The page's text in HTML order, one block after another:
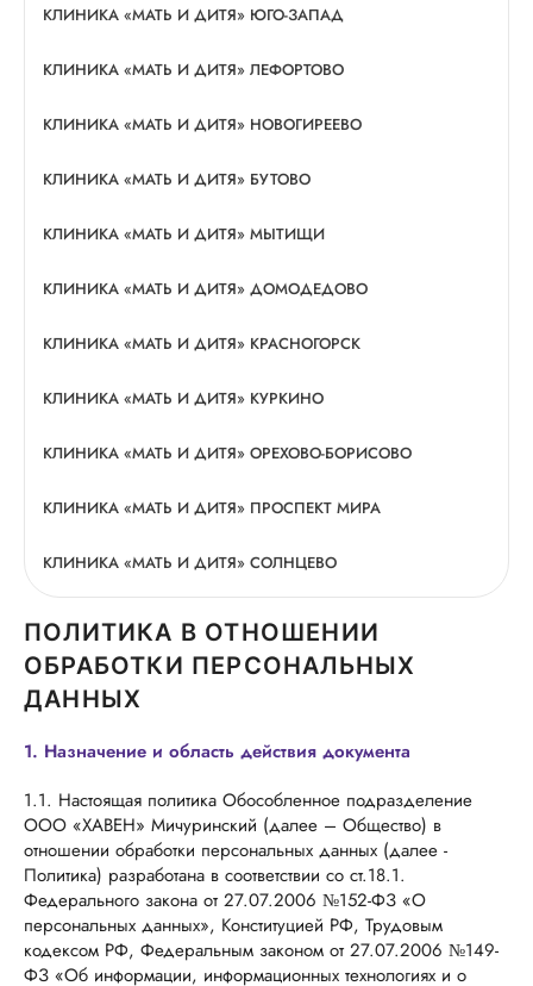
КЛИНИКА «МАТЬ И ДИТЯ» ЮГО-ЗАПАД
КЛИНИКА «МАТЬ И ДИТЯ» ЛЕФОРТОВО
КЛИНИКА «МАТЬ И ДИТЯ» НОВОГИРЕЕВО
КЛИНИКА «МАТЬ И ДИТЯ» БУТОВО
КЛИНИКА «МАТЬ И ДИТЯ» МЫТИЩИ
КЛИНИКА «МАТЬ И ДИТЯ» ДОМОДЕДОВО
КЛИНИКА «МАТЬ И ДИТЯ» КРАСНОГОРСК
КЛИНИКА «МАТЬ И ДИТЯ» КУРКИНО
КЛИНИКА «МАТЬ И ДИТЯ» ОРЕХОВО-БОРИСОВО
КЛИНИКА «МАТЬ И ДИТЯ» ПРОСПЕКТ МИРА
КЛИНИКА «МАТЬ И ДИТЯ» СОЛНЦЕВО
ПОЛИТИКА В ОТНОШЕНИИ
ОБРАБОТКИ ПЕРСОНАЛЬНЫХ
ДАННЫХ
1. Назначение и область действия документа
1.1. Настоящая политика Обособленное подразделение
ООО «ХАВЕН» Мичуринский (далее – Общество) в
отношении обработки персональных данных (далее -
Политика) разработана в соответствии со ст.18.1.
Федерального закона от 27.07.2006 №152-ФЗ «О
персональных данных», Конституцией РФ, Трудовым
кодексом РФ, Федеральным законом от 27.07.2006 №149-
ФЗ «Об информации, информационных технологиях и о